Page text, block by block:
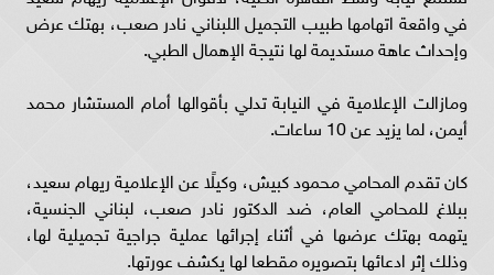
في واقعة اتهامها طبيب التجميل اللبناني نادر صعب، بهتك عرض
وإحداث عاهة مستديمة لها نتيجة الإهمال الطبي.
ومازالت الإعلامية في النيابة تدلي بأقوالها أمام المستشار محمد
أيمن، لما يزيد عن 10 ساعات.
كان تقدم المحامي محمود كبيش، وكيلًا عن الإعلامية ريهام سعيد،
ببلاغ للمحامي العام، ضد الدكتور نادر صعب، لبناني الجنسية،
يتهمه بهتك عرضها في أثناء إجرائها عملية جراجية تجميلية لها،
وذلك إثر ادعائها بتصويره مقطعا لها يكشف عورتها.